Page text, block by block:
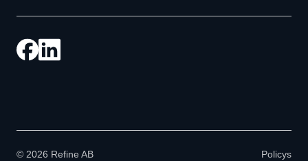
© 2026 Refine AB Policys